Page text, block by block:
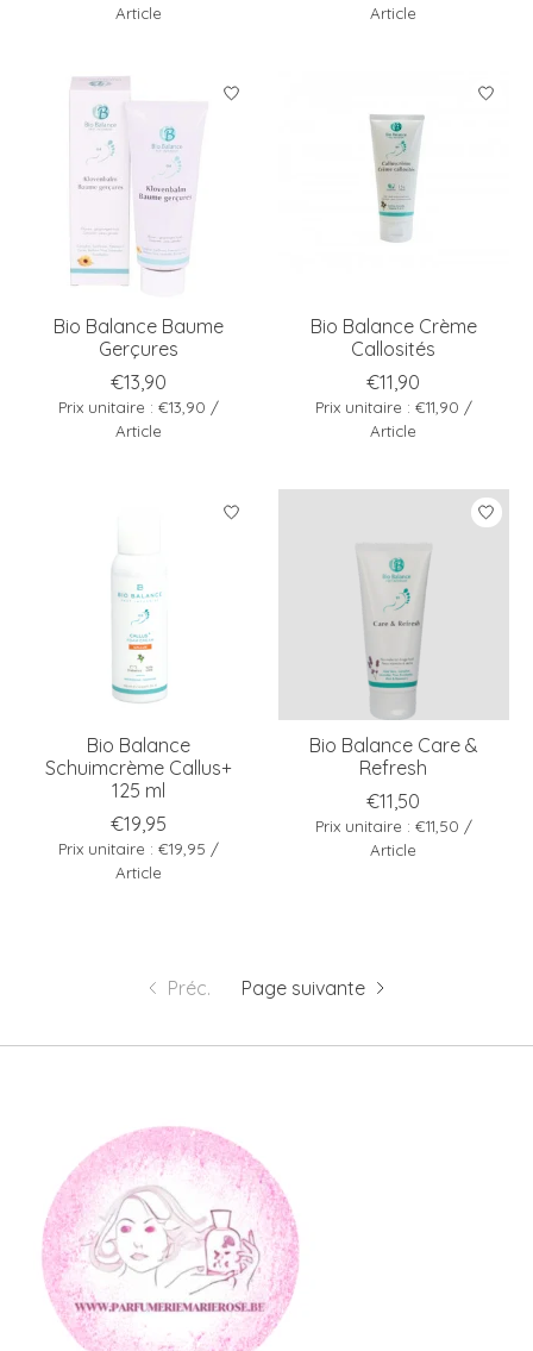
Article
Article
Bio Balance Baume
Gerçures
€13,90
Prix unitaire : €13,90 /
Article
Bio Balance Crème
Callosités
€11,90
Prix unitaire : €11,90 /
Article
Bio Balance
Schuimcrème Callus+
125 ml
€19,95
Prix unitaire : €19,95 /
Article
Bio Balance Care &
Refresh
€11,50
Prix unitaire : €11,50 /
Article
Préc. Page suivante